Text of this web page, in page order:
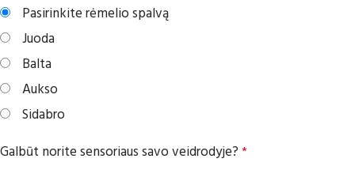
Pasirinkite rėmelio spalvą
Juoda
Balta
Aukso
Sidabro
Galbūt norite sensoriaus savo veidrodyje?*